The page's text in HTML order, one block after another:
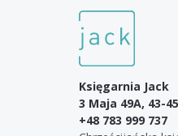
Księgarnia Jack
3 Maja 49A, 43-
+48 783 999 737